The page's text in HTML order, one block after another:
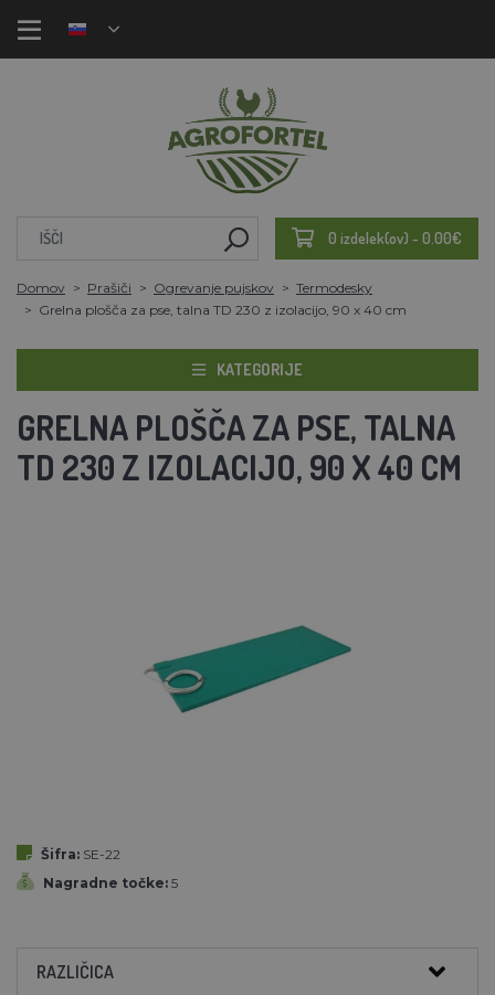
0 izdelek(ov) - 0.00€
Domov Prašiči Ogrevanje pujskov
Termodesky
Grelna plošča za pse, talna TD 230 z izolacijo, 90 x 40 cm
KATEGORIJE
GRELNA PLOŠČA ZA PSE, TALNA
TD 230 Z IZOLACIJO, 90 X 40 CM
Šifra: SE-22
Nagradne točke: 5
RAZLIČICA